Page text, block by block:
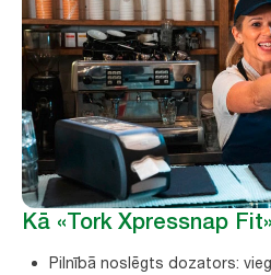
Kā «Tork Xpressnap
Pilnībā noslēgts dozators: